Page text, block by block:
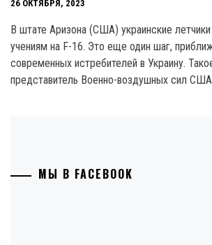
26 ОКТЯБРЯ, 2023
В штате Аризона (США) украинские летчики
учениям на F-16. Это еще один шаг,
современных истребителей в Украину.
представитель Военно-воздушных сил
МЫ В FACEBOOK